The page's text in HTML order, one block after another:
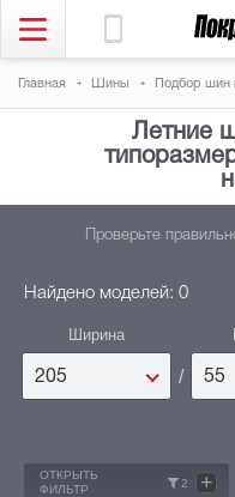
Главная Шины Подбор шин
Летние
Проверьте
Найдено моделей: 0
Ширина
205 / 55
ОТКРЫТЬ
ФИЛЬТР
2 +